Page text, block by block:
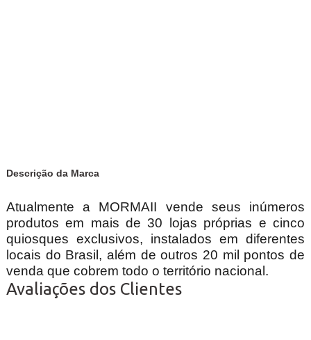
Descrição da Marca
Atualmente a MORMAII vende seus inúmeros
produtos em mais de 30 lojas próprias e cinco
quiosques exclusivos, instalados em diferentes
locais do Brasil, além de outros 20 mil pontos de
venda que cobrem todo o território nacional.
Avaliações dos Clientes